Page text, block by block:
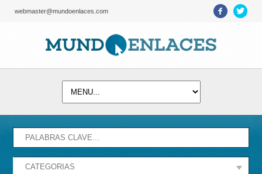
webmaster@mundoenlaces.com